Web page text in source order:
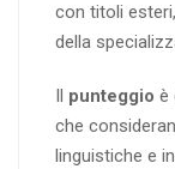
con titoli
della
punteggio è
che
linguistiche e